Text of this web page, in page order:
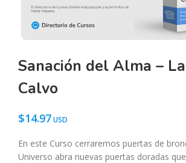
Sanación del Alma –
Calvo
$14.97
En este Curso cerraremos puertas de
Universo abra nuevas puertas doradas